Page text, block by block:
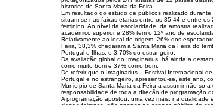
histórico de Santa Maria da Feira.
Em resultado do estudo de públicos realizado
situam-se nas faixas etárias entre os 35-44 e entre
feminino. Ao nível da escolaridade, da amostra
académico superior e 28% tem o 12º ano de
Relativamente ao local de origem, 26% dos
Feira, 38,3% chegaram a Santa Maria da Feira do
Portugal e Ilhas, e 3,70% do estrangeiro.
Da avaliação global do Imaginarius, há ainda a
como muito bom e 37% como bom.
De referir que o Imaginarius – Festival Internacional
Portugal e no estrangeiro, apresentou-se, este ano,
Município de Santa Maria da Feira a assumir não só
responsabilidade de toda a direção de programação
A programação apostou, uma vez mais, na qualidade